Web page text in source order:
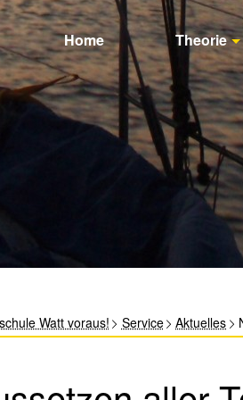
Home Theorie
Watt voraus! Service Aktuelles